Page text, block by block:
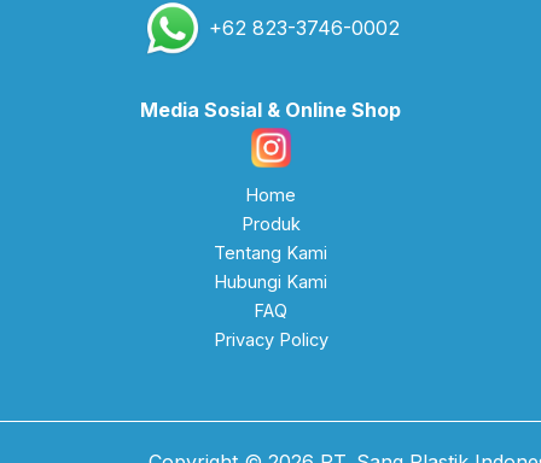
+62 823-3746-0002
Media Sosial & Online Shop
Home
Produk
Tentang Kami
Hubungi Kami
FAQ
Privacy Policy